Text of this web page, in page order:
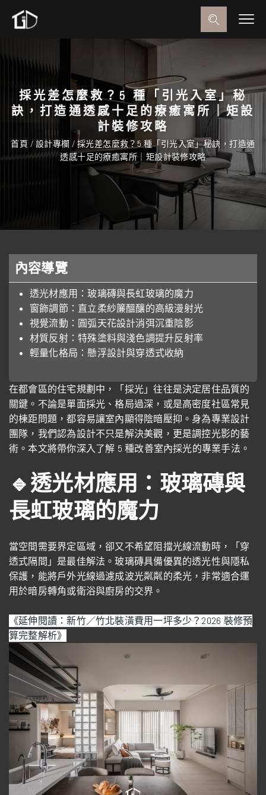
採光差怎麼救？5 種「引光入室」秘
訣，打造通透感十足的療癒寓所｜矩設
計裝修攻略
首頁 / 設計專欄 / 採光差怎麼救？5 種「引光入室」秘訣，打造通
透感十足的療癒寓所｜矩設計裝修攻略
內容導覽
透光材應用：玻璃磚與長虹玻璃的魔力
窗飾調節：直立柔紗簾醞釀的高級漫射光
視覺流動：圓弧天花設計消弭沉重陰影
材質反射：特殊塗料與淺色調提升反射率
輕量化格局：懸浮設計與穿透式收納
在都會區的住宅規劃中，「採光」往往是決定居住品質的
關鍵。不論是單面採光、格局過深，或是高密度社區常見
的棟距問題，都容易讓室內顯得陰暗壓抑。身為專業設計
團隊，我們認為設計不只是解決美觀，更是調控光影的藝
術。本文將帶你深入了解 5 種改善室內採光的專業手法。
🔹透光材應用：玻璃磚與
長虹玻璃的魔力
當空間需要界定區域，卻又不希望阻擋光線流動時，「穿
透式隔間」是最佳解法。玻璃磚具備優異的透光性與隱私
保護，能將戶外光線過濾成波光粼粼的柔光，非常適合運
用於暗房轉角或衛浴與廚房的交界。
《延伸閱讀：新竹／竹北裝潢費用一坪多少？2026 裝修預
算完整解析》